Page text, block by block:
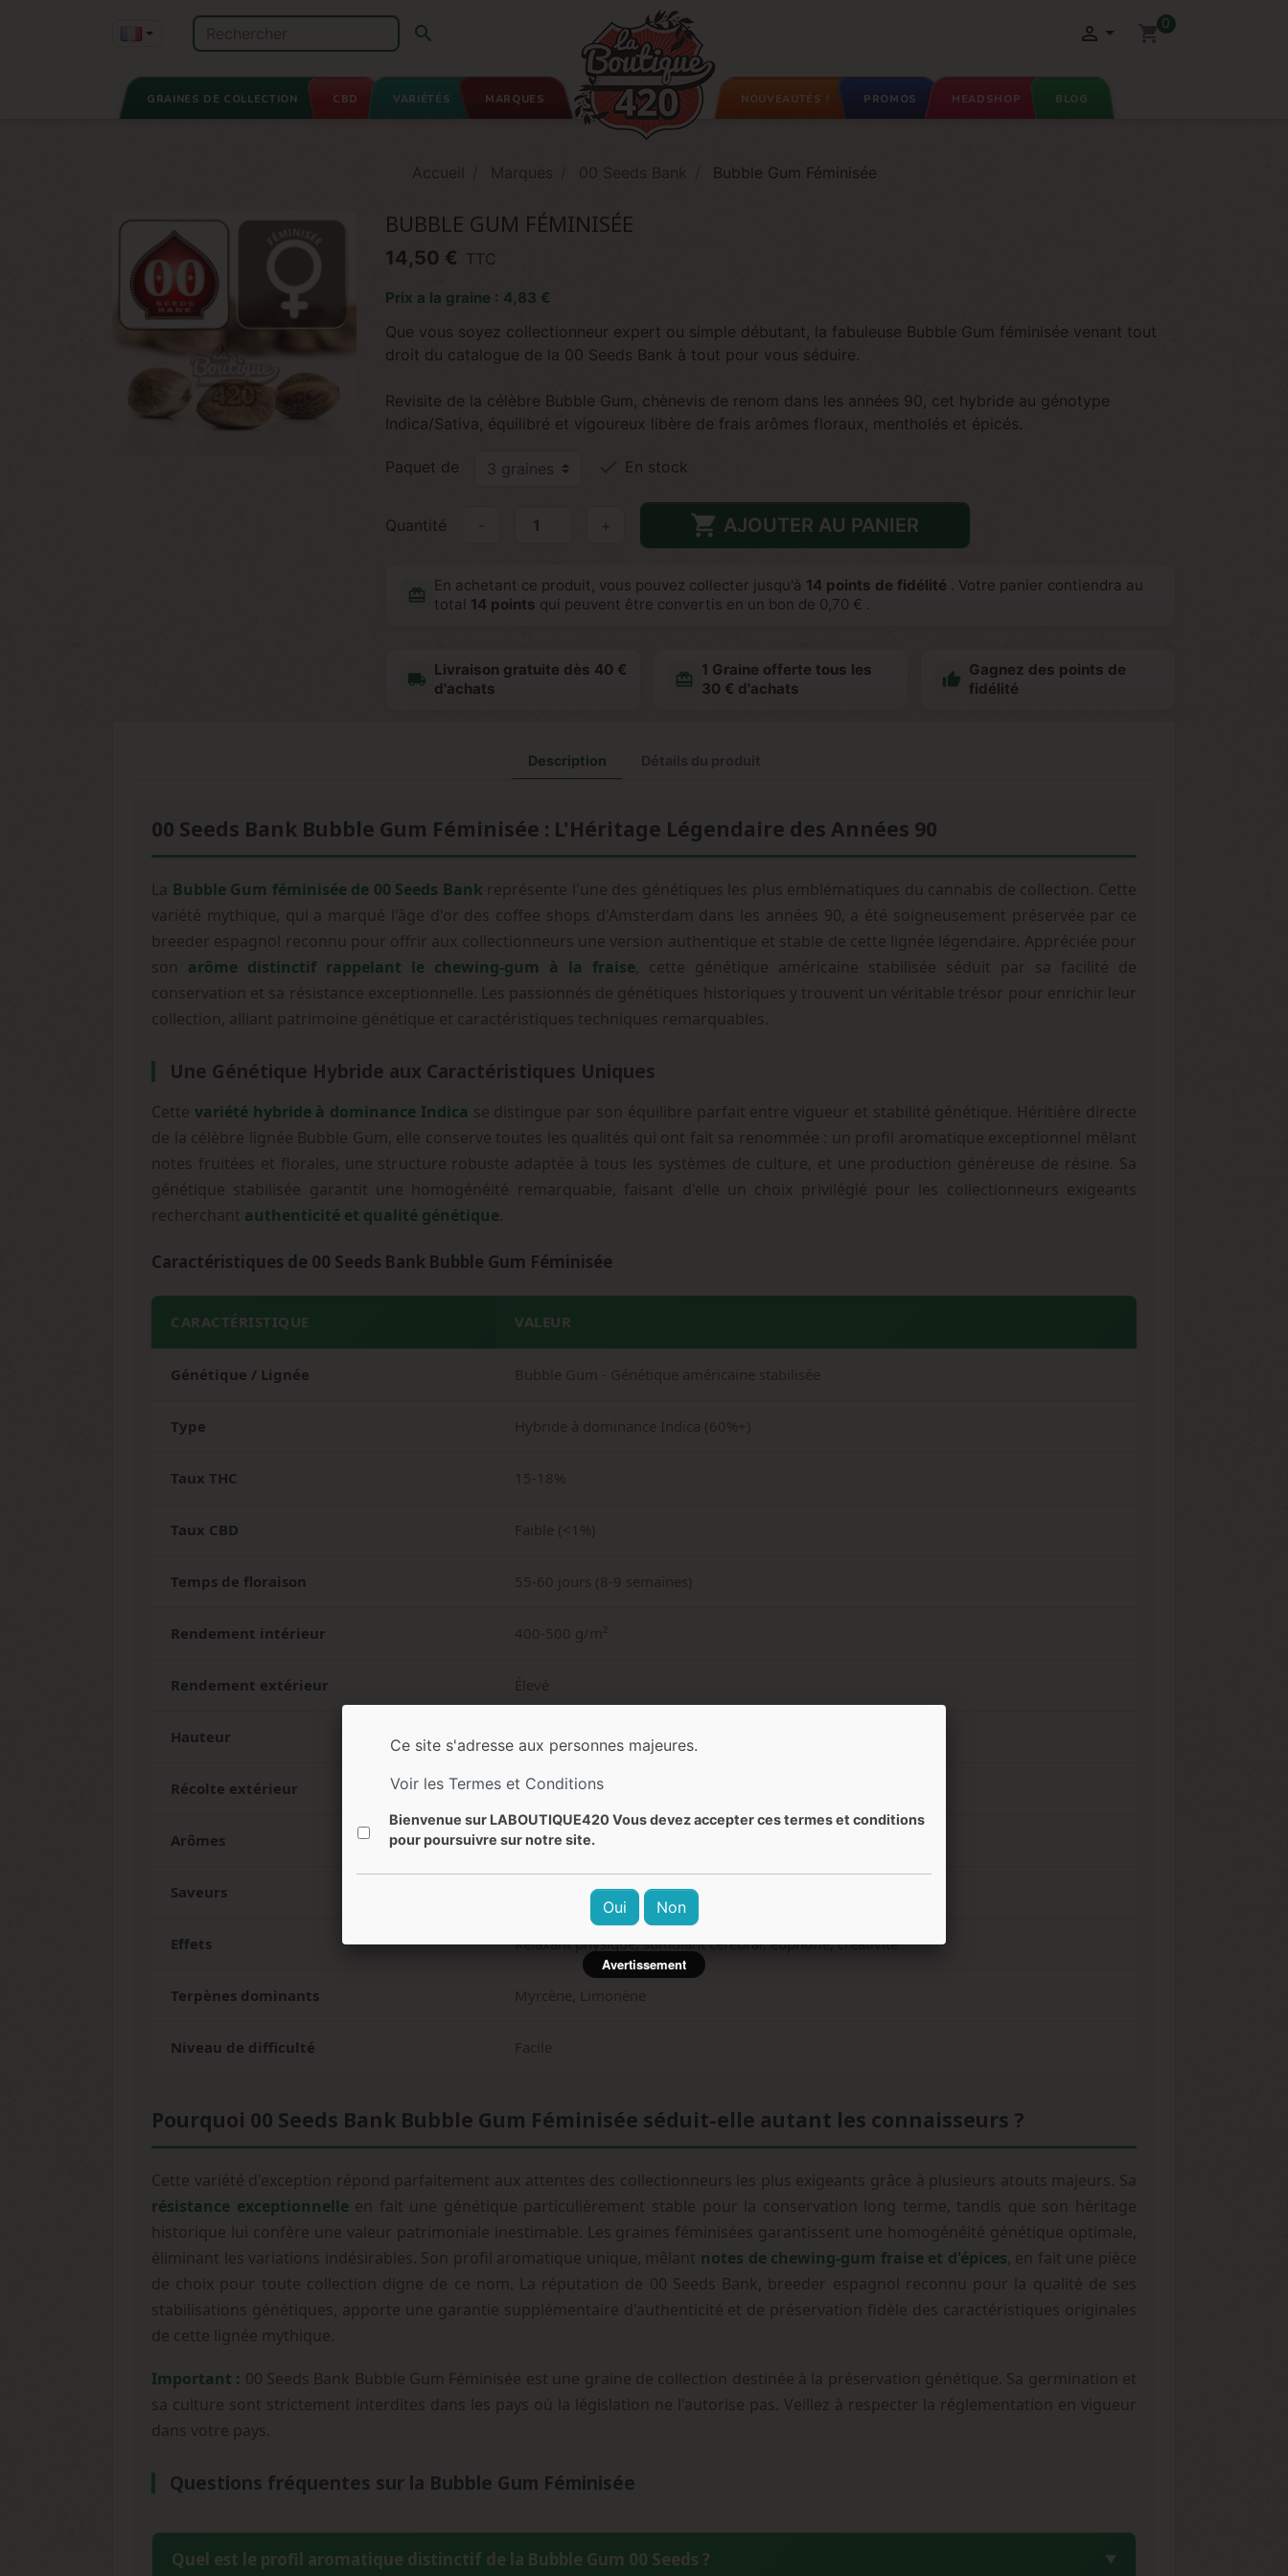
  shopping_cart0
GRAINES DE COLLECTION CBD VARIÉTÉS MARQUES NOUVEAUTÉS ! PROMOS HEADSHOP BLOG
Accueil Marques 00 Seeds Bank Bubble Gum Féminisée
BUBBLE GUM FÉMINISÉE
14,50 € TTC
Prix a la graine : 4,83 €
Que vous soyez collectionneur expert ou simple débutant, la fabuleuse Bubble Gum féminisée venant tout
droit du catalogue de la 00 Seeds Bank à tout pour vous séduire.
Revisite de la célèbre Bubble Gum, chènevis de renom dans les années 90, cet hybride au génotype
Indica/Sativa, équilibré et vigoureux libère de frais arômes floraux, mentholés et épicés.
Paquet de  En stock
Quantité +  AJOUTER AU PANIER
redeem
En achetant ce produit, vous pouvez collecter jusqu'à 14 points de fidélité . Votre panier contiendra au
total 14 points qui peuvent être convertis en un bon de 0,70 € .
local_shipping
Livraison gratuite dès 40 €
d'achats
redeem
1 Graine offerte tous les
30 € d'achats

Gagnez des points de
fidélité
Description
00 Seeds Bank Bubble Gum Féminisée : L'Héritage Légendaire des Années 90
La Bubble Gum féminisée de 00 Seeds Bank représente l'une des génétiques les plus emblématiques du cannabis de collection. Cette
variété mythique, qui a marqué l'âge d'or des coffee shops d'Amsterdam dans les années 90, a été soigneusement préservée par ce
breeder espagnol reconnu pour offrir aux collectionneurs une version authentique et stable de cette lignée légendaire. Appréciée pour
son arôme distinctif rappelant le chewing-gum à la fraise, cette génétique américaine stabilisée séduit par sa facilité de
conservation et sa résistance exceptionnelle. Les passionnés de génétiques historiques y trouvent un véritable trésor pour enrichir leur
collection, alliant patrimoine génétique et caractéristiques techniques remarquables.
Une Génétique Hybride aux Caractéristiques Uniques
Cette variété hybride à dominance Indica se distingue par son équilibre parfait entre vigueur et stabilité génétique. Héritière directe
de la célèbre lignée Bubble Gum, elle conserve toutes les qualités qui ont fait sa renommée : un profil aromatique exceptionnel mêlant
notes fruitées et florales, une structure robuste adaptée à tous les systèmes de culture, et une production généreuse de résine. Sa
génétique stabilisée garantit une homogénéité remarquable, faisant d'elle un choix privilégié pour les collectionneurs exigeants
recherchant authenticité et qualité génétique.
Caractéristiques de 00 Seeds Bank Bubble Gum Féminisée
CARACTÉRISTIQUE VALEUR
Génétique / Lignée Bubble Gum - Génétique américaine stabilisée
Type Hybride à dominance Indica (60%+)
Taux THC 15-18%
Taux CBD Faible (<1%)
Temps de floraison 55-60 jours (8-9 semaines)
Rendement intérieur 400-500 g/m²
Rendement extérieur Élevé
Hauteur 80-110 cm (intérieur) / 200-250 cm (extérieur)
Récolte extérieur Début septembre
Arômes Fraise, fruits rouges, sucré, floral, mentholé, épicé
Saveurs Chewing-gum fraise, fruité, sucré, bonbon
Effets Relaxant physique, stimulant cérébral, euphorie, créativité
Terpènes dominants Myrcène, Limonène
Niveau de difficulté Facile
Pourquoi 00 Seeds Bank Bubble Gum Féminisée séduit-elle autant les connaisseurs ?
Cette variété d'exception répond parfaitement aux attentes des collectionneurs les plus exigeants grâce à plusieurs atouts majeurs. Sa
résistance exceptionnelleen fait une génétique particulièrement stable pour la conservation long terme, tandis que son héritage
historique lui confère une valeur patrimoniale inestimable. Les graines féminisées garantissent une homogénéité génétique optimale,
éliminant les variations indésirables. Son profil aromatique unique, mêlant notes de chewing-gum fraise et d'épices, en fait une pièce
de choix pour toute collection digne de ce nom. La réputation de 00 Seeds Bank, breeder espagnol reconnu pour la qualité de ses
stabilisations génétiques, apporte une garantie supplémentaire d'authenticité et de préservation fidèle des caractéristiques originales
de cette lignée mythique.
Important : 00 Seeds Bank Bubble Gum Féminisée est une graine de collection destinée à la préservation génétique. Sa germination et
sa culture sont strictement interdites dans les pays où la législation ne l'autorise pas. Veillez à respecter la réglementation en vigueur
dans votre pays.
Questions fréquentes sur la Bubble Gum Féminisée
Quel est le profil aromatique distinctif de la Bubble Gum 00 Seeds ?
Ce site s'adresse aux personnes majeures.
Voir les Termes et Conditions
Bienvenue sur LABOUTIQUE420 Vous devez accepter ces termes et conditions
pour poursuivre sur notre site.
Oui Non
Avertissement